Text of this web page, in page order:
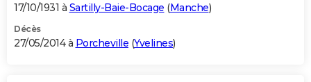
17/10/1931 à Sartilly-Baie-Bocage (Manche)
Décès
27/05/2014 à Porcheville (Yvelines)